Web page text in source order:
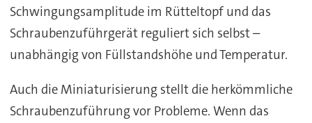
Schwingungsamplitude im Rütteltopf und das
Schraubenzuführgerät reguliert sich selbst –
unabhängig von Füllstandshöhe und Temperatur.
Auch die Miniaturisierung stellt die herkömmliche
Schraubenzuführung vor Probleme. Wenn das